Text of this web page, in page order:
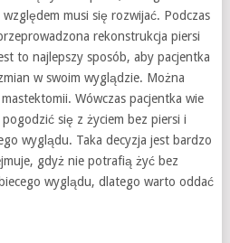
musi się rozwijać. Podczas
rekonstrukcja piersi
to najlepszy sposób, aby pacjentka
w swoim wyglądzie. Można
Wówczas pacjentka wie
się z życiem bez piersi i
wyglądu. Taka decyzja jest bardzo
gdyż nie potrafią żyć bez
wyglądu, dlatego warto oddać